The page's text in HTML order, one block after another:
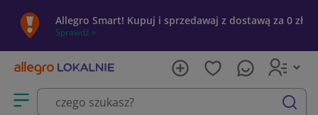
Allegro Smart! Kupuj i sprzedawaj z dostawą za 0 zł
Sprawdź »
Otwórz menu z kategoriami
szukaj